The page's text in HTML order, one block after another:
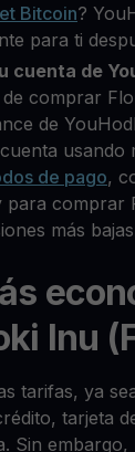
Bitcoin?
para ti
cuenta de
comprar
de
usando
de pago,
para comprar
más
Inu
tarifas, ya
tarjeta
Sin embargo,